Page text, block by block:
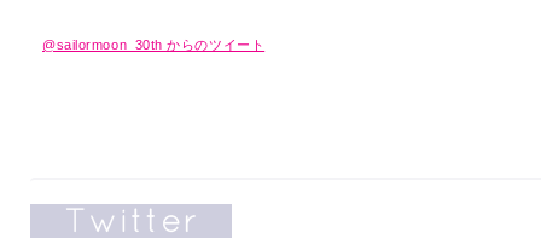
@sailormoon_30th からのツイート